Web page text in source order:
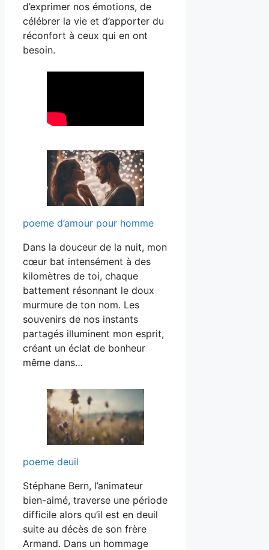
d’exprimer nos émotions, de
célébrer la vie et d’apporter du
réconfort à ceux qui en ont
besoin.
poeme d’amour pour homme
Dans la douceur de la nuit, mon
cœur bat intensément à des
kilomètres de toi, chaque
battement résonnant le doux
murmure de ton nom. Les
souvenirs de nos instants
partagés illuminent mon esprit,
créant un éclat de bonheur
même dans…
poeme deuil
Stéphane Bern, l’animateur
bien-aimé, traverse une période
difficile alors qu’il est en deuil
suite au décès de son frère
Armand. Dans un hommage